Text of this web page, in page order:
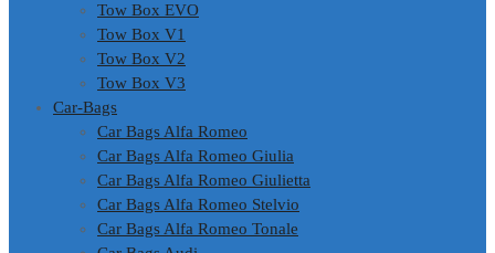
Tow Box EVO
Tow Box V1
Tow Box V2
Tow Box V3
Car-Bags
Car Bags Alfa Romeo
Car Bags Alfa Romeo Giulia
Car Bags Alfa Romeo Giulietta
Car Bags Alfa Romeo Stelvio
Car Bags Alfa Romeo Tonale